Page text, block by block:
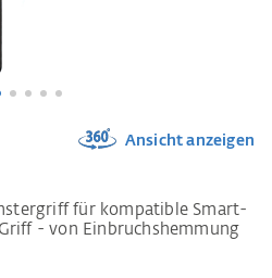
Ansicht anzeigen
für kompatible Smart-
- von Einbruchshemmung